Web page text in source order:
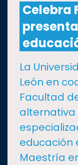
CULTURA
DEPORTES
I+D+IEXPERTOS
SALUD
SUSTENTABILIDAD
Celebra
La
León en
Facultad
alternativa
educación
Maestría